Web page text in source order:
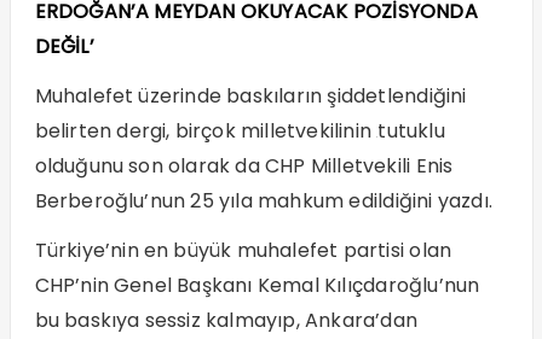
ERDOĞAN’A MEYDAN OKUYACAK POZİSYONDA
DEĞİL’
Muhalefet üzerinde baskıların şiddetlendiğini
belirten dergi, birçok milletvekilinintutuklu
olduğunu son olarak da CHP Milletvekili Enis
Berberoğlu’nun 25 yıla mahkum edildiğini yazdı.
Türkiye’nin en büyük muhalefet partisi olan
CHP’nin Genel Başkanı Kemal Kılıçdaroğlu’nun
bu baskıya sessiz kalmayıp, Ankara’dan